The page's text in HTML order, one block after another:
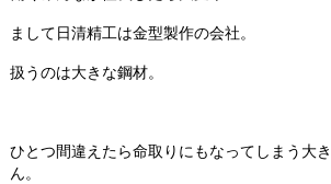
まして日清精工は金型製作の会社。
扱うのは大きな鋼材。
ひとつ間違えたら命取りにもなってしまう大
ん。